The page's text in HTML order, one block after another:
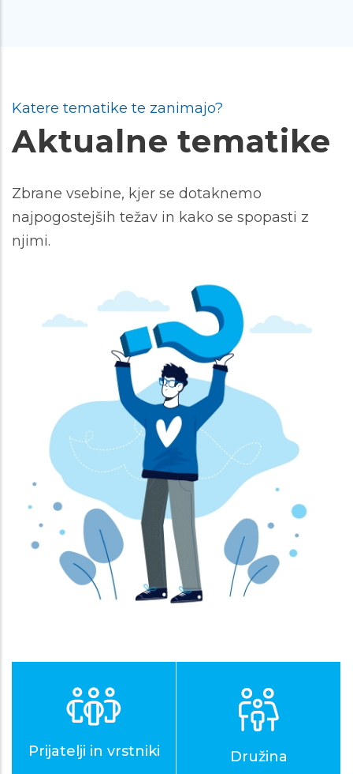
Katere tematike te zanimajo?
Aktualne tematike
Zbrane vsebine, kjer se dotaknemo
najpogostejših težav in kako se spopasti z
njimi.
Prijatelji in vrstniki Družina